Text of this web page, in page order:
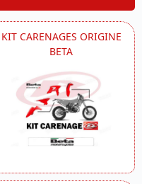
KIT CARENAGES ORIGINE
BETA